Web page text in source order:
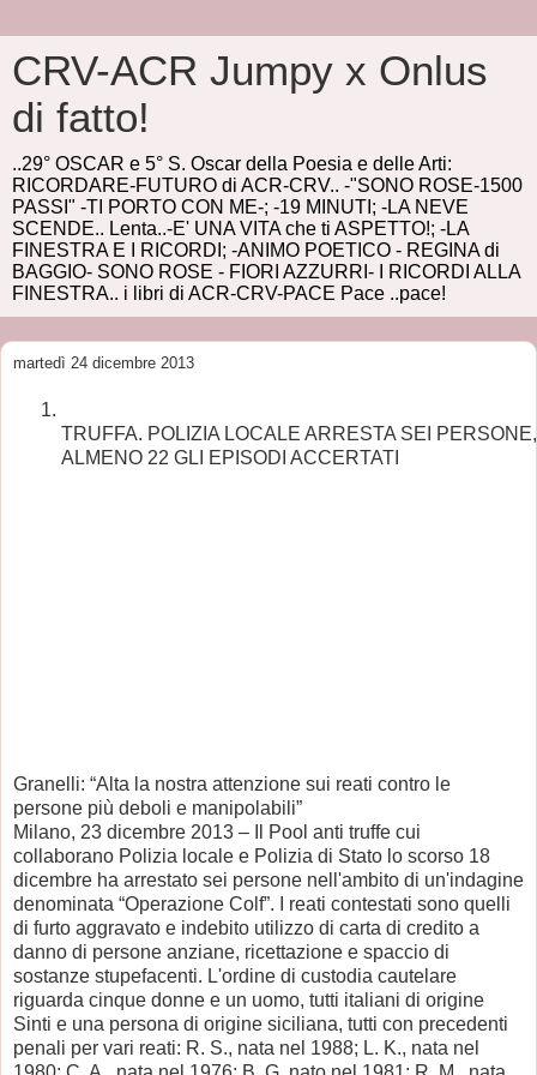
CRV-ACR Jumpy x Onlus
di fatto!
..29° OSCAR e 5° S. Oscar della Poesia e delle Arti:
RICORDARE-FUTURO di ACR-CRV.. -"SONO ROSE-1500
PASSI" -TI PORTO CON ME-; -19 MINUTI; -LA NEVE
SCENDE.. Lenta..-E' UNA VITA che ti ASPETTO!; -LA
FINESTRA E I RICORDI; -ANIMO POETICO - REGINA di
BAGGIO- SONO ROSE - FIORI AZZURRI- I RICORDI ALLA
FINESTRA.. i libri di ACR-CRV-PACE Pace ..pace!
martedì 24 dicembre 2013
TRUFFA. POLIZIA LOCALE ARRESTA SEI PERSONE,
ALMENO 22 GLI
EPISODI ACCERTATI
Granelli: “Alta la nostra attenzione sui reati contro le
persone più deboli e manipolabili”
Milano, 23 dicembre 2013 – Il Pool anti truffe cui
collaborano Polizia locale e Polizia di Stato lo scorso 18
dicembre ha arrestato sei persone nell'ambito di un'indagine
denominata “Operazione Colf”. I reati contestati sono quelli
di furto aggravato e indebito utilizzo di carta di credito a
danno di persone anziane, ricettazione e spaccio di
sostanze stupefacenti. L'ordine di custodia cautelare
riguarda cinque donne e un uomo, tutti italiani di origine
Sinti e una persona di origine siciliana, tutti con precedenti
penali per vari reati: R. S., nata nel 1988; L. K., nata nel